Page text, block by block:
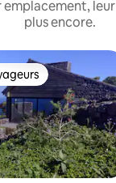
emplacement,
plus encore.